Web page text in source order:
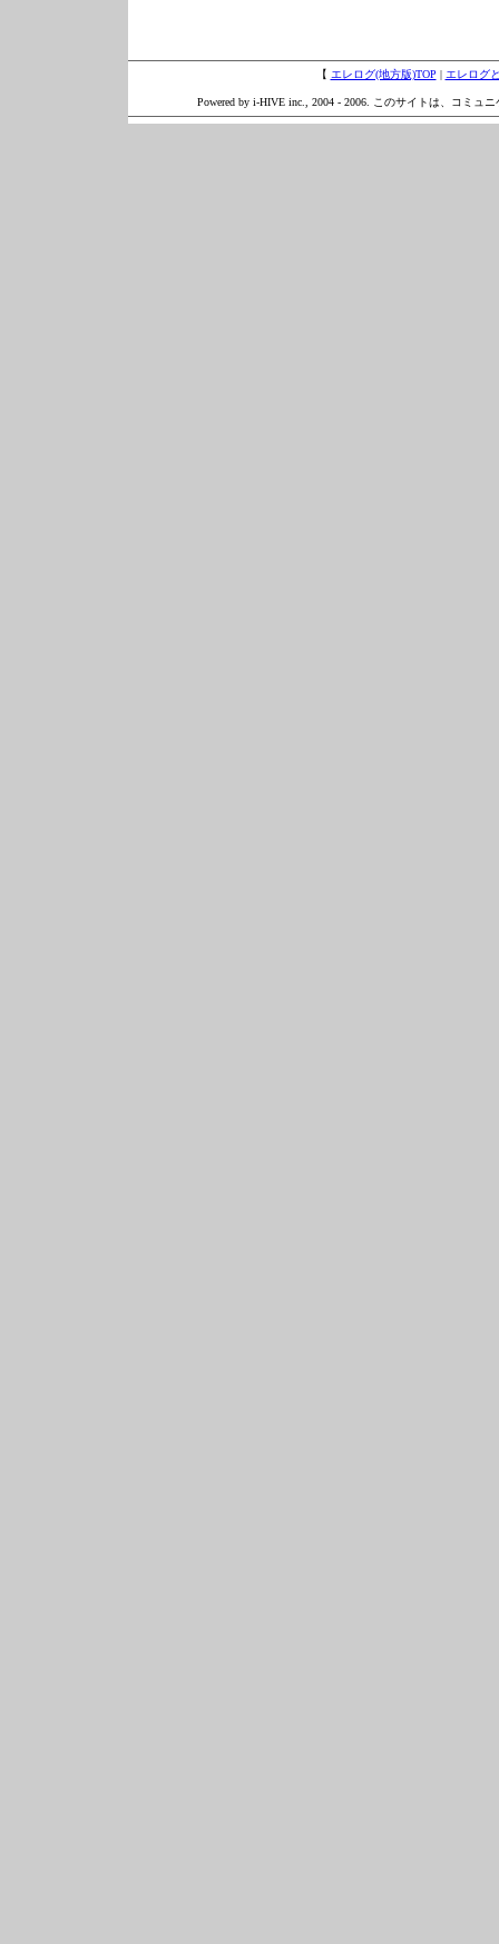
【 エレログ(地方版)TOP | エレログ
Powered by i-HIVE inc., 2004 - 2006. このサイトは、コミュ